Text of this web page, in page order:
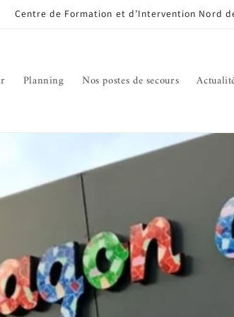
Centre de Formation et d’Intervention Nord
Planning Nos postes de secours